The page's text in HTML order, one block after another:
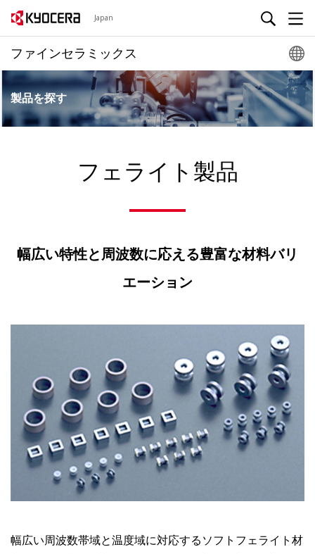
Japan
ファインセラミックス
製品を探す
フェライト製品
幅広い特性と周波数に応える豊富な材料バリ
エーション
幅広い周波数帯域と温度域に対応するソフトフェライト材